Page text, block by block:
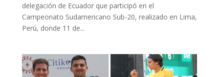
delegación de Ecuador que participó en el
Campeonato Sudamericano Sub-20, realizado en Lima,
Perú, donde 11 de...